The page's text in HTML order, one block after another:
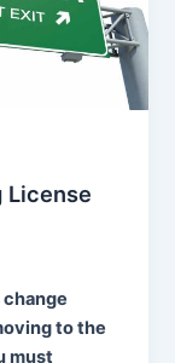
License
to the
must